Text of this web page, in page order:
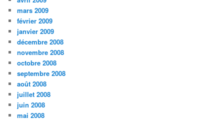
mars 2009
février 2009
janvier 2009
décembre 2008
novembre 2008
octobre 2008
septembre 2008
août 2008
juillet 2008
juin 2008
mai 2008